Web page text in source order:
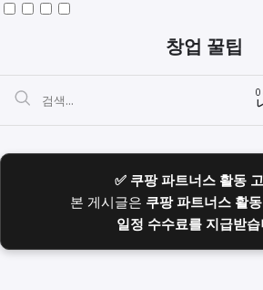
창업 꿀팁
0
✅ 쿠팡 파트너스 활동
본 게시글은 쿠팡 파트너스 활동
일정 수수료를 지급받